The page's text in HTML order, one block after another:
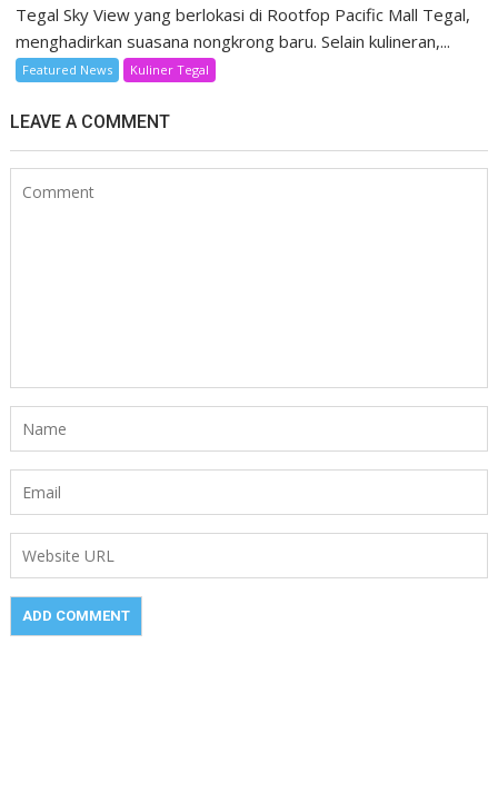
Tegal Sky View yang berlokasi di Rootfop Pacific Mall Tegal,
menghadirkan suasana nongkrong baru. Selain kulineran,...
Featured News Kuliner Tegal
LEAVE A COMMENT